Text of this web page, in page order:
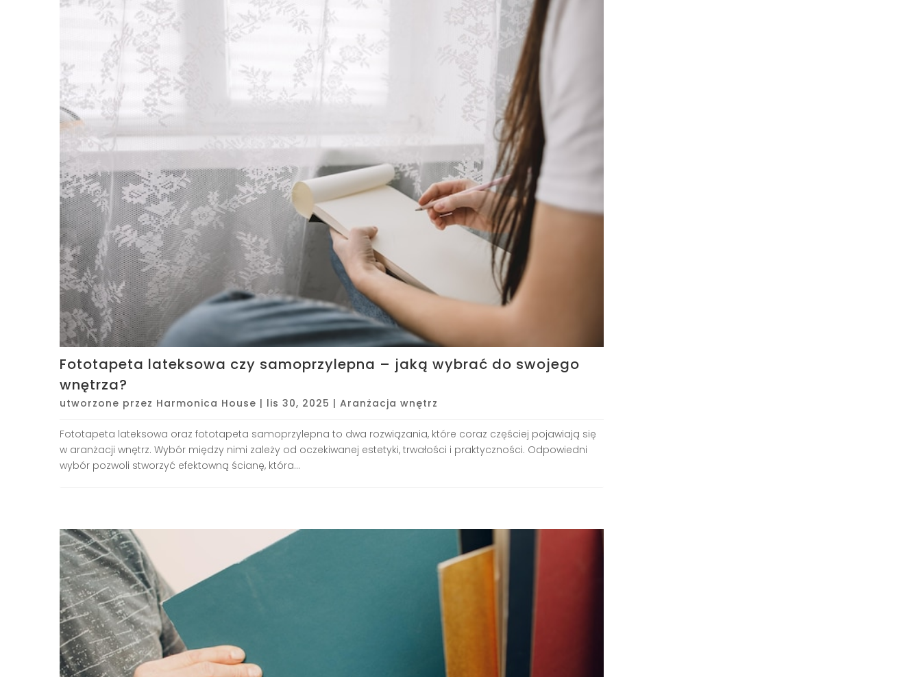
Fototapeta lateksowa czy samoprzylepna – jaką wybrać do swojego
wnętrza?
utworzone przez Harmonica House | lis 30, 2025 | Aranżacja wnętrz
Fototapeta lateksowa oraz fototapeta samoprzylepna to dwa rozwiązania, które coraz częściej pojawiają się
w aranżacji wnętrz. Wybór między nimi zależy od oczekiwanej estetyki, trwałości i praktyczności. Odpowiedni
wybór pozwoli stworzyć efektowną ścianę, która...